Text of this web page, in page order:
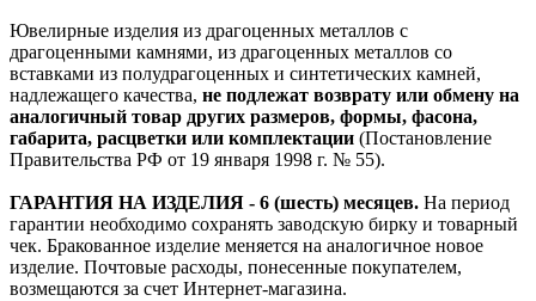
Ювелирные изделия из драгоценных металлов с
драгоценными камнями, из драгоценных металлов со
вставками из полудрагоценных и синтетических камней,
надлежащего качества, не подлежат возврату или обмену на
аналогичный товар других размеров, формы, фасона,
габарита, расцветки или комплектации (Постановление
Правительства РФ от 19 января 1998 г. № 55).
ГАРАНТИЯ НА ИЗДЕЛИЯ - 6 (шесть) месяцев. На период
гарантии необходимо сохранять заводскую бирку и товарный
чек. Бракованное изделие меняется на аналогичное новое
изделие. Почтовые расходы, понесенные покупателем,
возмещаются за счет Интернет-магазина.